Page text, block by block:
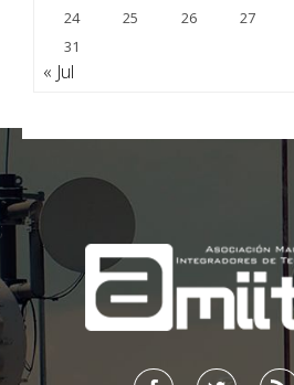
24
25 26 27
31
« Jul
;